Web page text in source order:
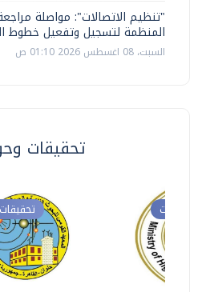
"تنظيم الاتصالات": مواصلة
المنظمة لتسجيل وتفعيل خطوط
السبت، 08 اغسطس 2026 01:10 ص
تحقيقات
وحوارات